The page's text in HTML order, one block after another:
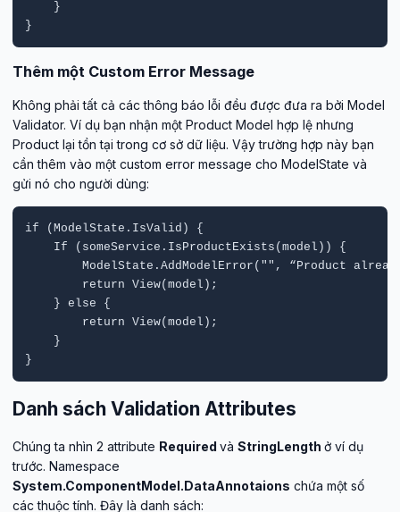
    }
}
Thêm một Custom Error Message
Không phải tất cả các thông báo lỗi đều được đưa ra bởi Model
Validator. Ví dụ bạn nhận một Product Model hợp lệ nhưng
Product lại tồn tại trong cơ sở dữ liệu. Vậy trường hợp này bạn
cần thêm vào một custom error message cho ModelState và
gửi nó cho người dùng:
if (ModelState.IsValid) {
    If (someService.IsProductExists(model)) {
ModelState.AddModelError("", “Product
        return View(model);
    } else {
        return View(model);
    }
}
Danh sách Validation Attributes
Chúng ta nhìn 2 attribute Required và StringLength ở ví dụ
trước. Namespace
System.ComponentModel.DataAnnotaions chứa một số
các thuộc tính. Đây là danh sách: